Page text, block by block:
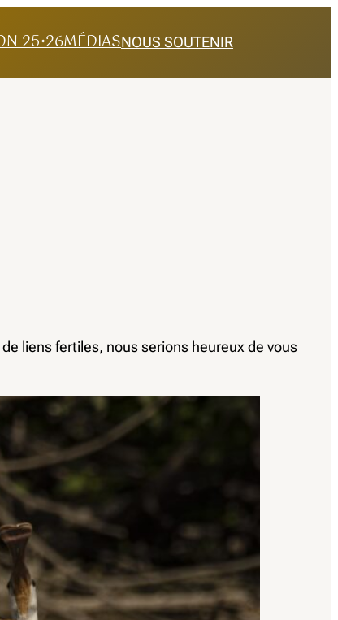
25•26MÉDIASNOUS SOUTENIR
liens fertiles, nous serions heureux de vous